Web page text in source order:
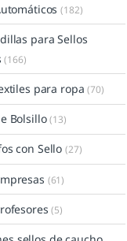
(182)
para Sellos
(166)
para ropa(70)
Bolsillo(13)
con Sello(27)
(61)
(5)